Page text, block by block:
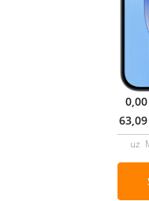
0,00
63,09
uz